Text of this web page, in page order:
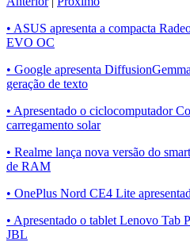
• ASUS apresenta a compacta
EVO OC
• Google apresenta
geração de texto
• Apresentado o ciclocomputador
carregamento solar
• Realme lança nova versão do
de RAM
• OnePlus Nord CE4 Lite
• Apresentado o tablet Lenovo Tab
JBL